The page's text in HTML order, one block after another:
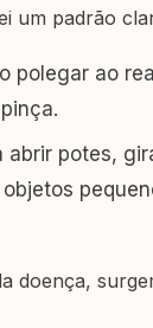
um padrão
polegar ao
abrir potes,
doença,